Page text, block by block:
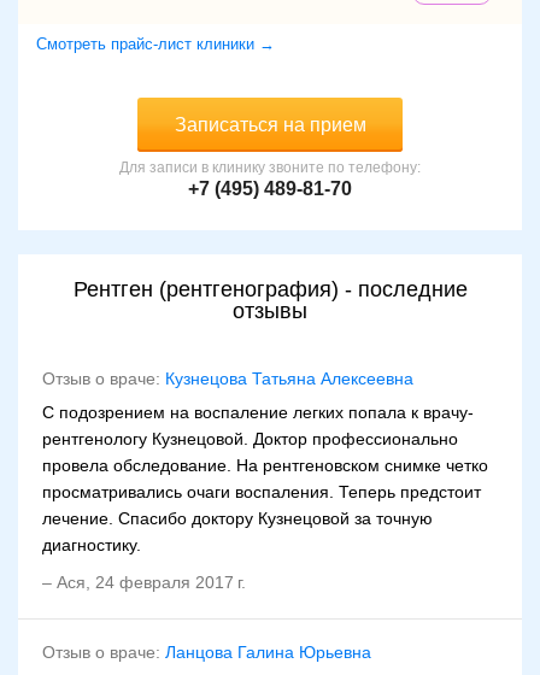
Смотреть прайс-лист клиники →
Записаться на прием
Для записи в клинику звоните по телефону:
+7 (495) 489-81-70
Рентген (рентгенография) - последние
отзывы
Отзыв о враче: Кузнецова Татьяна Алексеевна
С подозрением на воспаление легких попала к врачу-
рентгенологу Кузнецовой. Доктор профессионально
провела обследование. На рентгеновском снимке четко
просматривались очаги воспаления. Теперь предстоит
лечение. Спасибо доктору Кузнецовой за точную
диагностику.
– Ася 24 февраля 2017 г.
Отзыв о враче: Ланцова Галина Юрьевна